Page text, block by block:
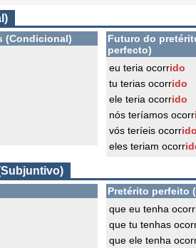
(Condicional)
Futuro do
perfecto)
eu teria ocorrido
tu terias ocorrido
ele teria ocorrido
nós teríamos ocorr
vós teríeis ocorrido
eles teriam ocorr
Pretérito perfeito
que eu tenha ocorr
que tu tenhas
que ele tenha